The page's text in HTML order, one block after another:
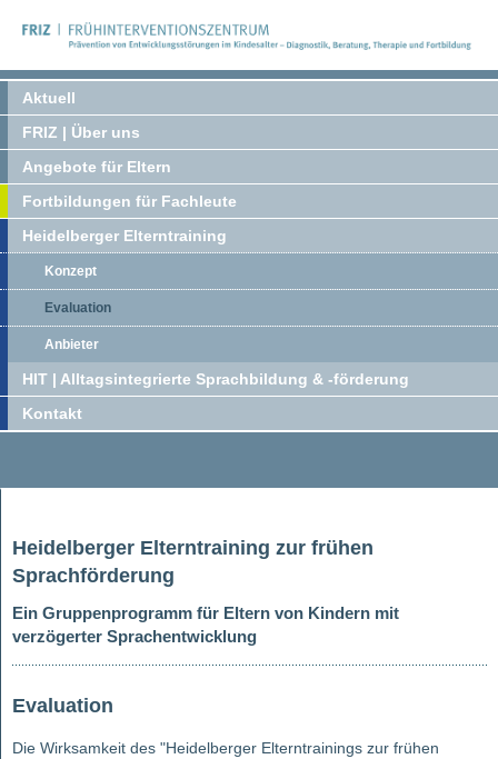
Aktuell
FRIZ | Über uns
Angebote für Eltern
Fortbildungen für Fachleute
Heidelberger Elterntraining
Konzept
Evaluation
Anbieter
HIT | Alltagsintegrierte Sprachbildung & -förderung
Kontakt
Heidelberger Elterntraining zur frühen
Sprachförderung
Ein Gruppenprogramm für Eltern von Kindern mit
verzögerter Sprachentwicklung
Evaluation
Die Wirksamkeit des "Heidelberger Elterntrainings zur frühen